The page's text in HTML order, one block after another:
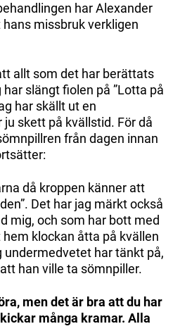
har Alexander
missbruk verkligen
allt som det har berättats
slängt fiolen på ”Lotta på
har skällt ut en
skett på kvällstid. För då
från dagen innan
då kroppen känner att
Det har jag märkt också
mig, och som har bott med
klockan åtta på kvällen
undermedvetet har tänkt på,
han ville ta sömnpiller.
men det är bra att du har
många kramar. Alla